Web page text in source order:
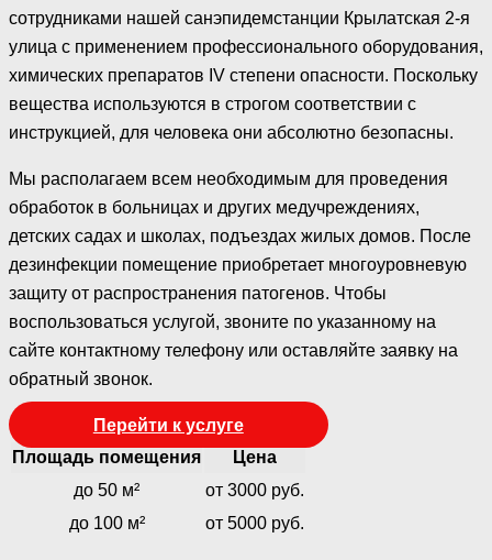
сотрудниками нашей санэпидемстанции Крылатская 2-я
улица с применением профессионального оборудования,
химических препаратов IV степени опасности. Поскольку
вещества используются в строгом соответствии с
инструкцией, для человека они абсолютно безопасны.
Мы располагаем всем необходимым для проведения
обработок в больницах и других медучреждениях,
детских садах и школах, подъездах жилых домов. После
дезинфекции помещение приобретает многоуровневую
защиту от распространения патогенов. Чтобы
воспользоваться услугой, звоните по указанному на
сайте контактному телефону или оставляйте заявку на
обратный звонок.
Перейти к услуге
Площадь помещения
Цена
до 50 м²
от 3000 руб.
до 100 м²
от 5000 руб.